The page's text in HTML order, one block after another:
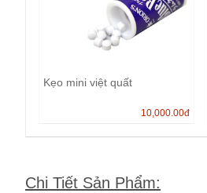
Kẹo mini việt quất
10,000.00đ
Chi Tiết Sản Phẩm: